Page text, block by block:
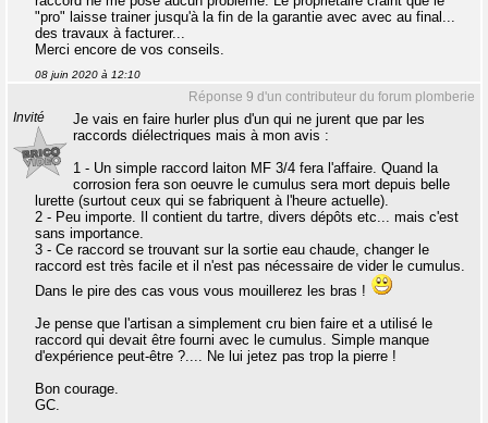
"pro" laisse trainer jusqu'à la fin de la garantie avec avec au final...
des travaux à facturer...
Merci encore de vos conseils.
08 juin 2020 à 12:10
Réponse 9 d'un contributeur du forum plomberie
Invité
Je vais en faire hurler plus d'un qui ne jurent que par les
raccords diélectriques mais à mon avis :
1 - Un simple raccord laiton MF 3/4 fera l'affaire. Quand la
corrosion fera son oeuvre le cumulus sera mort depuis belle
lurette (surtout ceux qui se fabriquent à l'heure actuelle).
2 - Peu importe. Il contient du tartre, divers dépôts etc... mais c'est
sans importance.
3 - Ce raccord se trouvant sur la sortie eau chaude, changer le
raccord est très facile et il n'est pas nécessaire de vider le cumulus.
Dans le pire des cas vous vous mouillerez les bras !
Je pense que l'artisan a simplement cru bien faire et a utilisé le
raccord qui devait être fourni avec le cumulus. Simple manque
d'expérience peut-être ?.... Ne lui jetez pas trop la pierre !
Bon courage.
GC.